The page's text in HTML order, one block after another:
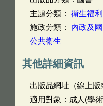
主題分類： 衛生福
施政分類： 內政及
公共衛生
其他詳細資訊
出版品網址（線上版
適用對象：成人(學